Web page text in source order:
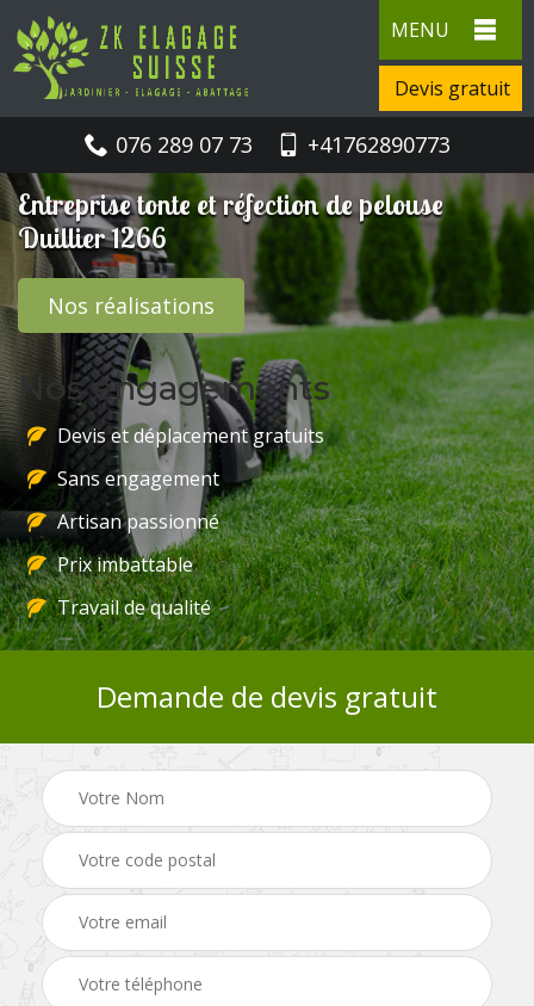
MENU
Devis gratuit
076 289 07 73 +41762890773
Entreprise tonte et réfection de pelouse
Duillier 1266
Nos réalisations
Nos engagements
Devis et déplacement gratuits
Sans engagement
Artisan passionné
Prix imbattable
Travail de qualité
Demande de devis gratuit